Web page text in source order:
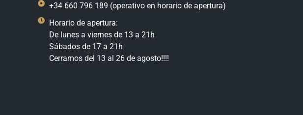
+34 660 796 189 (operativo en horario de apertura)
Horario de apertura:
De lunes a viernes de 13 a 21h
Sábados de 17 a 21h
Cerramos del 13 al 26 de agosto!!!!